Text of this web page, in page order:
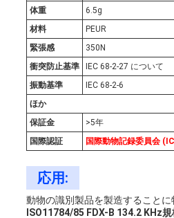
を
要
求
し
さ
体重
6.5g
材料
PEUR
緊張感
350N
衝突防止基準
IEC 68-2-27 について
振動基準
IEC 68-2-6
ほか
保証金
>5年
国際認証
国際動物記録委員会
応用:
動物の識別製品を製造することに
ISO11784/85 FDX-B 134.2 KHz規